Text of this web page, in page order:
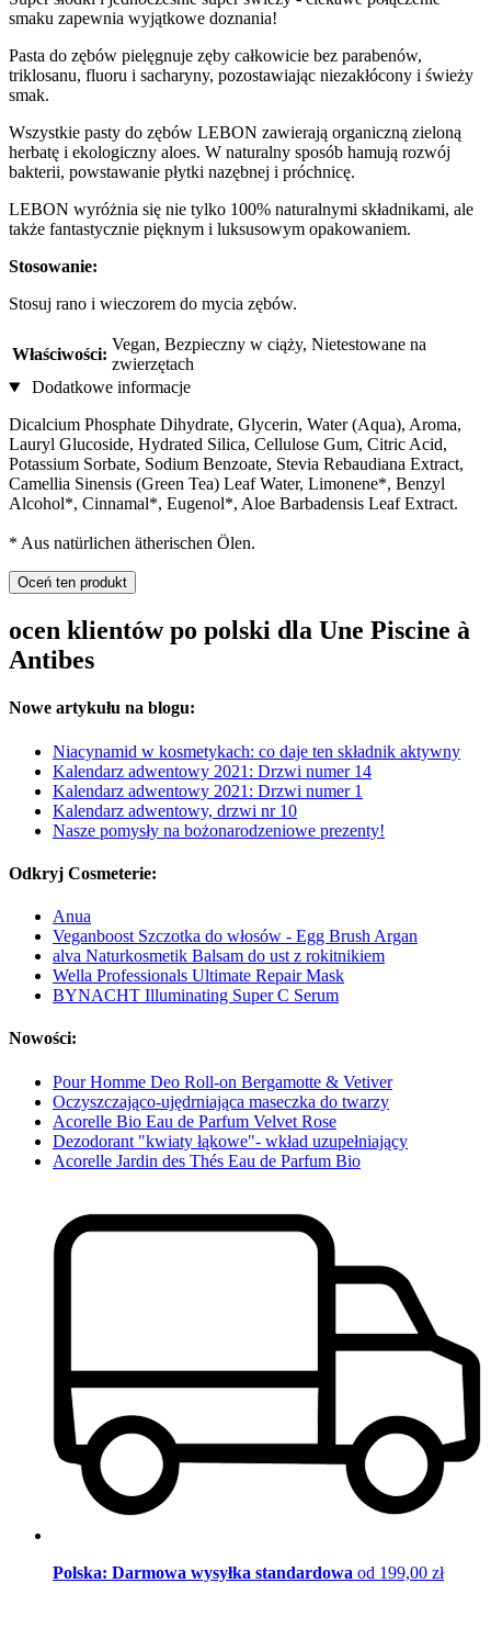
smaku zapewnia wyjątkowe doznania!
Pasta do zębów pielęgnuje zęby całkowicie bez parabenów,
triklosanu, fluoru i sacharyny, pozostawiając niezakłócony i świeży
smak.
Wszystkie pasty do zębów LEBON zawierają organiczną zieloną
herbatę i ekologiczny aloes. W naturalny sposób hamują rozwój
bakterii, powstawanie płytki nazębnej i próchnicę.
LEBON wyróżnia się nie tylko 100% naturalnymi składnikami, ale
także fantastycznie pięknym i luksusowym opakowaniem.
Stosowanie:
Stosuj rano i wieczorem do mycia zębów.
Właściwości:
Vegan, Bezpieczny w ciąży, Nietestowane na
zwierzętach
Dodatkowe informacje
Dicalcium Phosphate Dihydrate, Glycerin, Water (Aqua), Aroma,
Lauryl Glucoside, Hydrated Silica, Cellulose Gum, Citric Acid,
Potassium Sorbate, Sodium Benzoate, Stevia Rebaudiana Extract,
Camellia Sinensis (Green Tea) Leaf Water, Limonene*, Benzyl
Alcohol*, Cinnamal*, Eugenol*, Aloe Barbadensis Leaf Extract.
* Aus natürlichen ätherischen Ölen.
Oceń ten produkt
ocen klientów po polski dla Une Piscine à
Antibes
Nowe artykułu na blogu:
Niacynamid w kosmetykach: co daje ten składnik aktywny
Kalendarz adwentowy 2021: Drzwi numer 14
Kalendarz adwentowy 2021: Drzwi numer 1
Kalendarz adwentowy, drzwi nr 10
Nasze pomysły na bożonarodzeniowe prezenty!
Odkryj Cosmeterie:
Anua
Veganboost Szczotka do włosów - Egg Brush Argan
alva Naturkosmetik Balsam do ust z rokitnikiem
Wella Professionals Ultimate Repair Mask
BYNACHT Illuminating Super C Serum
Nowości:
Pour Homme Deo Roll-on Bergamotte & Vetiver
Oczyszczająco-ujędrniająca maseczka do twarzy
Acorelle Bio Eau de Parfum Velvet Rose
Dezodorant "kwiaty łąkowe"- wkład uzupełniający
Acorelle Jardin des Thés Eau de Parfum Bio
Polska: Darmowa wysyłka standardowa od 199,00 zł